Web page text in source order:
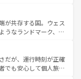
ス、プロヴァンスの
楽しみ方が可能だ。さ
れており、どの街角に
く異なる文化を体験で
ンス情報はコンテンツ一覧
きることがない。ベ
のアルプスの絶景、そ
た風景は必見。ビール
お、新着の
してほしい。
が共存する国。ウェス
うなランドマーク、歴
、優雅なアフタヌーン
英国パブ、サッカー観
も豊富。イギリスを旅
だが、運行時刻が正確
でも安心して個人旅行